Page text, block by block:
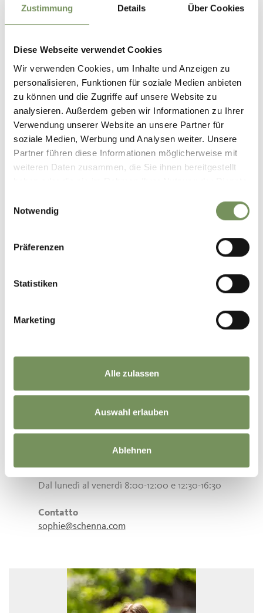
Zustimmung Details Über Cookies
Diese Webseite verwendet Cookies
Wir verwenden Cookies, um Inhalte und Anzeigen zu
personalisieren, Funktionen für soziale Medien anbieten
zu können und die Zugriffe auf unsere Website zu
analysieren. Außerdem geben wir Informationen zu Ihrer
Verwendung unserer Website an unsere Partner für
soziale Medien, Werbung und Analysen weiter. Unsere
Partner führen diese Informationen möglicherweise mit
weiteren Daten zusammen, die Sie ihnen bereitgestellt
Notwendig
Präferenzen
Statistiken
Marketing
Alle zulassen
Auswahl erlauben
Ablehnen
Orari di lavoro:
Contatto
SOPHIE REGELE
Campo d’attività
- Sito web e app di Scena
- Coach per albergatori
- Gestione dati
Dal lunedì al venerdì 8:00-12:00 e 12:30-16:30
Contatto
sophie@schenna.com